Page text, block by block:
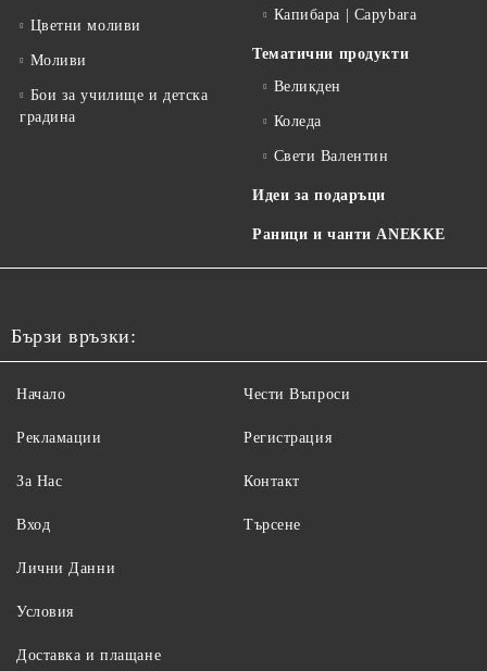
Цветни моливи
Моливи
Бои за училище и детска
градина
Капибара | Capybara
Тематични продукти
Великден
Коледа
Свети Валентин
Идеи за подаръци
Раници и чанти ANEKKE
Бързи връзки:
Начало
Рекламации
За Нас
Вход
Чести Въпроси
Регистрация
Контакт
Търсене
Лични Данни
Условия
Доставка и плащане